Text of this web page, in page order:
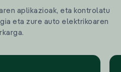
aplikazioak, eta kontrolatu
eta zure auto elektrikoaren